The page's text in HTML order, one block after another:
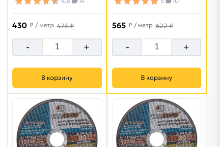
430 ₽ / метр 473 ₽
- +
В корзину
565 ₽ / метр 622 ₽
- +
В корзину